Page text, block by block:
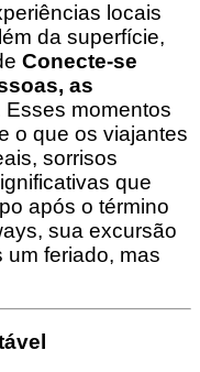
locais
da superfície,
Conecte-se
as
Esses momentos
o que os viajantes
sorrisos
que
após o término
sua excursão
feriado, mas